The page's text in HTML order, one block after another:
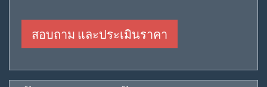
สอบถาม และประเมินราคา